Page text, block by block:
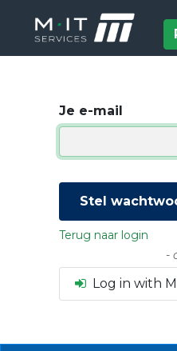
Je e-mail
Stel
Terug naar login
-
Log in with